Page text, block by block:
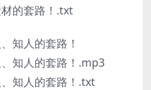
的套路！.txt
知人的套路！
知人的套路！.mp3
知人的套路！.txt